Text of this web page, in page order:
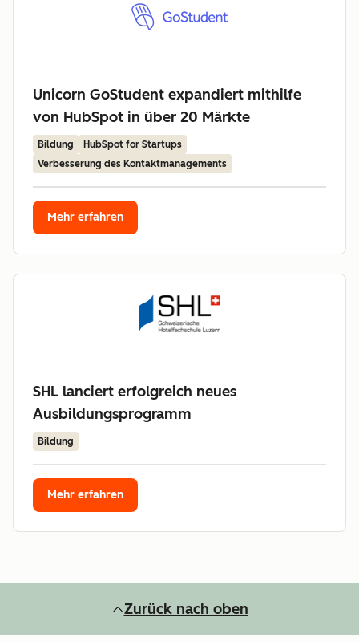
Unicorn GoStudent expandiert mithilfe
von HubSpot in über 20 Märkte
Bildung
HubSpot for Startups
Verbesserung des Kontaktmanagements
Mehr erfahren
SHL lanciert erfolgreich neues
Ausbildungsprogramm
Bildung
Mehr erfahren
Zurück nach oben